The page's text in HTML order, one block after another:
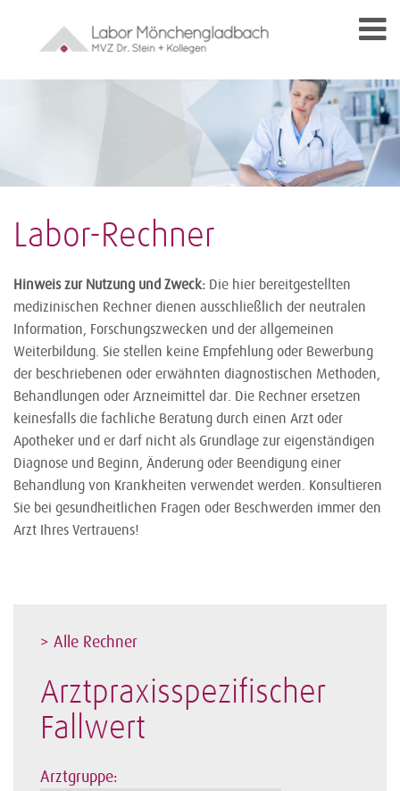
Labor-Rechner
Hinweis zur Nutzung und Zweck: Die hier bereitgestellten
medizinischen Rechner dienen ausschließlich der neutralen
Information, Forschungszwecken und der allgemeinen
Weiterbildung. Sie stellen keine Empfehlung oder Bewerbung
der beschriebenen oder erwähnten diagnostischen Methoden,
Behandlungen oder Arzneimittel dar. Die Rechner ersetzen
keinesfalls die fachliche Beratung durch einen Arzt oder
Apotheker und er darf nicht als Grundlage zur eigenständigen
Diagnose und Beginn, Änderung oder Beendigung einer
Behandlung von Krankheiten verwendet werden. Konsultieren
Sie bei gesundheitlichen Fragen oder Beschwerden immer den
Arzt Ihres Vertrauens!
> Alle Rechner
Arztpraxisspezifischer
Fallwert
Arztgruppe: